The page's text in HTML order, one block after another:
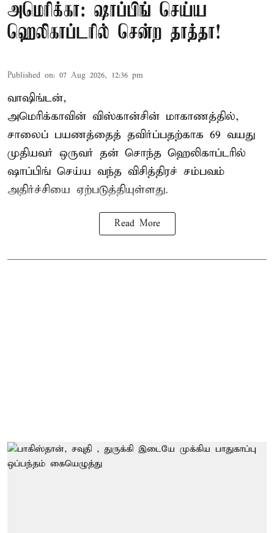
அமெரிக்கா: ஷாப்பிங் செய்ய
ஹெலிகாப்டரில் சென்ற தாத்தா!
Published on: 07 Aug 2026, 12:36 pm
வாஷிங்டன்,
அமெரிக்காவின் விஸ்கான்சின் மாகாணத்தில்,
சாலைப் பயணத்தைத் தவிர்ப்பதற்காக 69 வயது
முதியவர் ஒருவர் தன் சொந்த ஹெலிகாப்டரில்
ஷாப்பிங் செய்ய வந்த விசித்திரச் சம்பவம்
அதிர்ச்சியை ஏற்படுத்தியுள்ளது.
Read More